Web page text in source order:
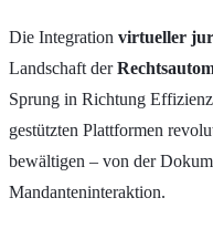
Die Integration virtueller
Landschaft der
Sprung in Richtung
gestützten Plattformen
bewältigen – von der
Mandanteninteraktion.